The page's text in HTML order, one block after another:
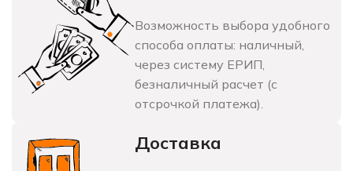
Возможность выбора удобного
способа оплаты: наличный,
через систему ЕРИП,
безналичный расчет (с
отсрочкой платежа).
Доставка